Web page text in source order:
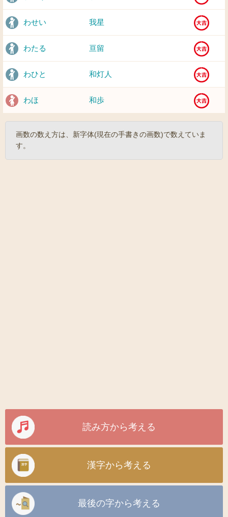
わせい 我星
わたる 亘留
わひと 和灯人
わほ 和歩
画数の数え方は、新字体(現在の手書きの画数)で数えていま
す。
読み方から考える
漢字から考える
最後の字から考える